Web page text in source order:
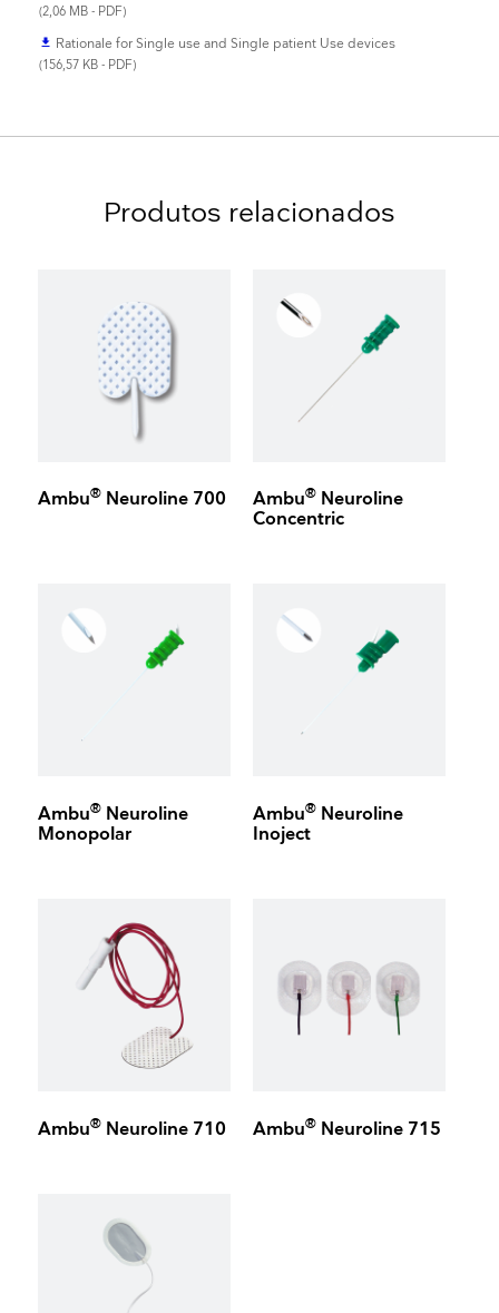
(2,06 MB - PDF)
file_download Rationale for Single use and Single patient Use devices
(156,57 KB - PDF)
Produtos relacionados
Ambu® Neuroline 700 Ambu®Neuroline
Concentric
Ambu® Neuroline
Monopolar
Ambu®Neuroline
Inoject
Ambu® Neuroline 710 Ambu®Neuroline 715